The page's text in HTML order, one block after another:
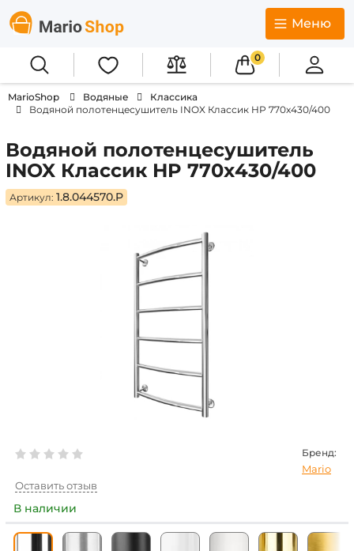
Меню
0
MarioShop Водяные
Классика
Водяной полотенцесушитель INOX Классик HP 770х430/400
Водяной полотенцесушитель
INOX Классик HP 770х430/400
Артикул: 1.8.044570.P
Бренд:
Mario
Оставить отзыв
В наличии